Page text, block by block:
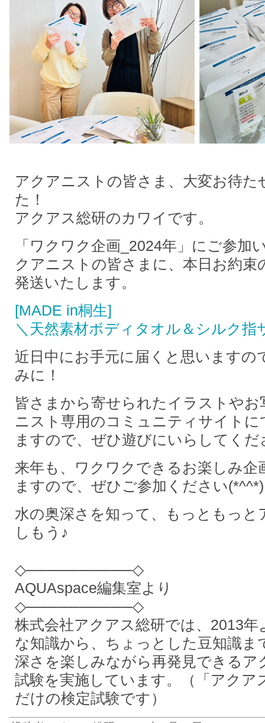
アクアニストの皆さま、大変お待た
た！
アクアス総研のカワイです。
「ワクワク企画_2024年」にご参加
クアニストの皆さまに、本日お約束
発送いたします。
[MADE in桐生]
＼天然素材ボディタオル＆シルク指
近日中にお手元に届くと思いますの
みに！
皆さまから寄せられたイラストやお
ニスト専用のコミュニティサイトに
ますので、ぜひ遊びにいらしてくだ
来年も、ワクワクできるお楽しみ企
ますので、ぜひご参加ください(*^^*)
水の奥深さを知って、もっともっと
しもう♪
◇──────────◇
AQUAspace編集室より
◇──────────◇
株式会社アクアス総研では、2013年
な知識から、ちょっとした豆知識ま
深さを楽しみながら再発見できるア
試験を実施しています。（「アクア
だけの検定試験です）